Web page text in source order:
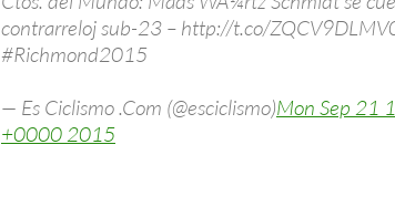
contrarreloj sub-23 – http://t.co/
#Richmond2015
— Es Ciclismo .Com (@esciclismo)Mon Sep 21
+0000 2015